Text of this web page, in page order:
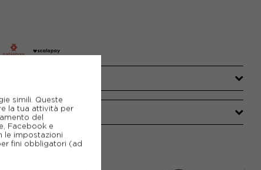
simili. Queste
la tua attività per
del
Facebook e
le impostazioni
fini obbligatori (ad